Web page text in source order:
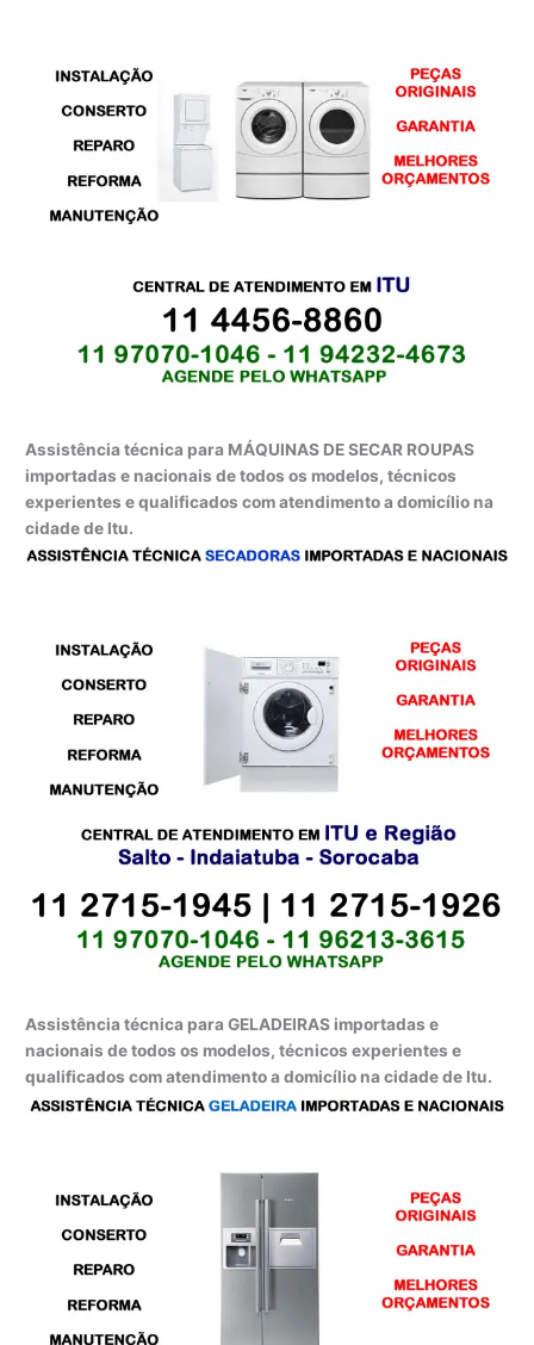
Assistência técnica para MÁQUINAS DE SECAR ROUPAS
importadas e nacionais de todos os modelos, técnicos
experientes e qualificados com atendimento a domicílio na
cidade de Itu.
Assistência técnica para GELADEIRAS importadas e
nacionais de todos os modelos, técnicos experientes e
qualificados com atendimento a domicílio na cidade de Itu.